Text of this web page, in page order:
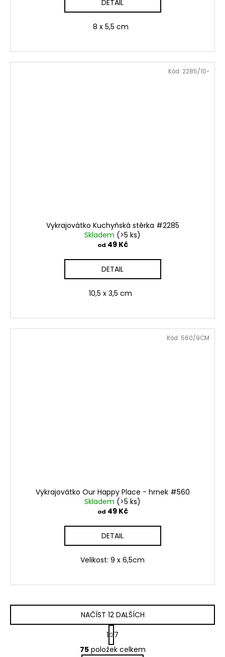
DETAIL
8 x 5,5 cm
Vykrajovátko Kuchyňská stěrka #2285
Skladem (>5 ks)
od 49 Kč
DETAIL
10,5 x 3,5 cm
Kód: 2285/10-
Vykrajovátko Our Happy Place - hrnek #560
Skladem (>5 ks)
od 49 Kč
DETAIL
Velikost: 9 x 6,5cm
Kód: 560/9CM
O
NAČÍST 12 DALŠÍCH
S
t
r
1
7
75položek celkem